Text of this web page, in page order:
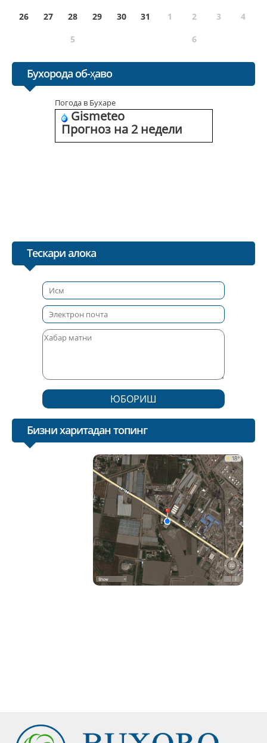
26
27 28 29 30 31 1 2 3
4
5
6
Бухорода об-ҳаво
Погода в Бухаре
Gismeteo
Прогноз на 2 недели
Тескари алока
ЮБОРИШ
Бизни харитадан топинг